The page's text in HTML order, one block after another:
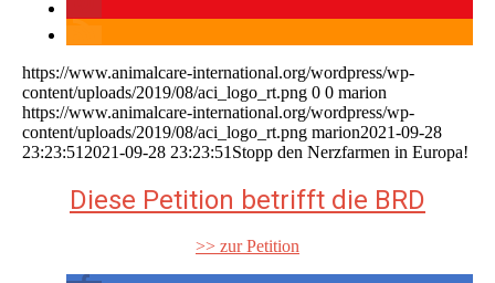
https://www.animalcare-international.org/wordpress/wp-
content/uploads/2019/08/aci_logo_rt.png 0 0 marion
https://www.animalcare-international.org/wordpress/wp-
content/uploads/2019/08/aci_logo_rt.png marion2021-09-28
23:23:51 2021-09-28 23:23:51 Stopp den Nerzfarmen in Europa!
Diese Petition betrifft die BRD
>> zur Petition